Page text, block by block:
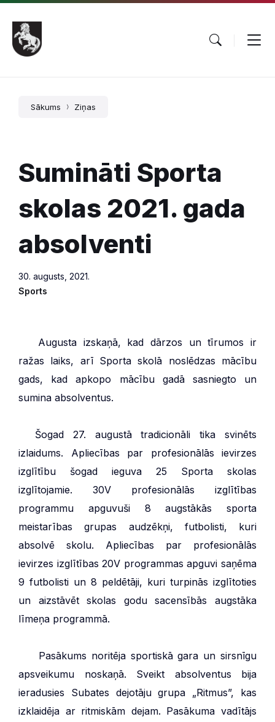
Pāriet
saturu
Skip
main
navigation
Skip
footer
Sākums Ziņas
Sumināti Sporta
skolas 2021. gada
absolventi
30. augusts, 2021.
Sports
Augusta izskaņā, kad dārzos un tīrumos ir
ražas laiks, arī Sporta skolā noslēdzas mācību
gads, kad apkopo mācību gadā sasniegto un
sumina absolventus.
Šogad 27. augustā tradicionāli tika svinēts
izlaidums. Apliecības par profesionālās ievirzes
izglītību šogad ieguva 25 Sporta skolas
izglītojamie. 30V profesionālās izglītības
programmu apguvuši 8 augstākās sporta
meistarības grupas audzēkņi, futbolisti, kuri
absolvē skolu. Apliecības par profesionālās
ievirzes izglītības 20V programmas apguvi saņēma
9 futbolisti un 8 peldētāji, kuri turpinās izglītoties
un aizstāvēt skolas godu sacensībās augstāka
līmeņa programmā.
Pasākums noritēja sportiskā gara un sirsnīgu
apsveikumu noskaņā. Sveikt absolventus bija
ieradusies Subates dejotāju grupa „Ritmus”, kas
izklaidēja ar ritmiskām dejam. Pasākuma vadītājs